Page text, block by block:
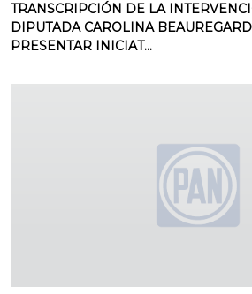
TRANSCRIPCIÓN DE LA
DIPUTADA CAROLINA
PRESENTAR INICIAT...